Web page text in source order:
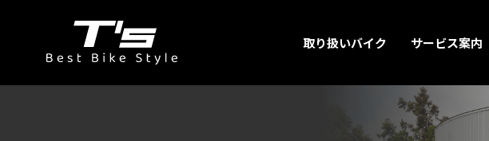
取り扱いバイク サービス案内